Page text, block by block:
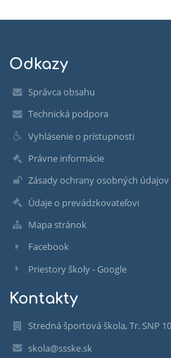
Odkazy
Správca obsahu
Technická podpora
Vyhlásenie o prístupnosti
Právne informácie
Zásady ochrany osobných údajov
Údaje o prevádzkovateľovi
Mapa stránok
Facebook
Priestory školy - Google
Kontakty
Stredná športová škola, Tr. SNP
skola@ssske.sk